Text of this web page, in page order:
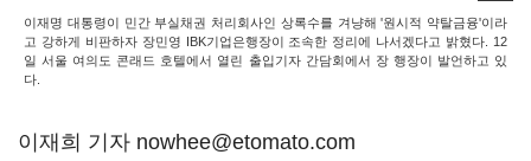
이재명 대통령이 민간 부실채권 처리회사인 상록수를 겨냥해 '원시적 약탈금융'이라
고 강하게 비판하자 장민영 IBK기업은행장이 조속한 정리에 나서겠다고 밝혔다. 12
일 서울 여의도 콘래드 호텔에서 열린 출입기자 간담회에서 장 행장이 발언하고 있
다.
이재희 기자 nowhee@etomato.com